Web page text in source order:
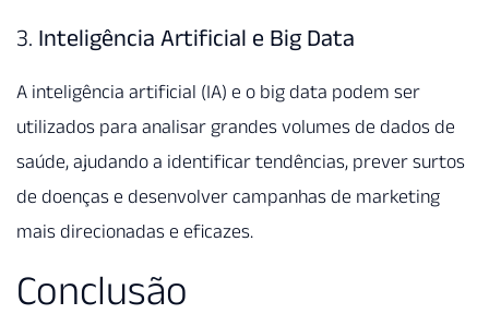
3. Inteligência Artificial e Big Data
A inteligência artificial (IA) e o big data podem ser
utilizados para analisar grandes volumes de dados de
saúde, ajudando a identificar tendências, prever surtos
de doenças e desenvolver campanhas de marketing
mais direcionadas e eficazes.
Conclusão